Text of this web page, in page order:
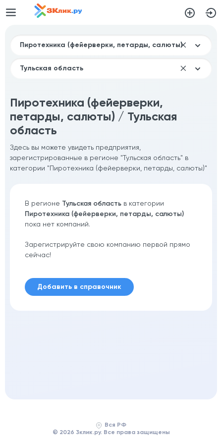
Пиротехника (фейерверки,
петарды, салюты) / Тульская
область
Здесь вы можете увидеть предприятия,
зарегистрированные в регионе "Тульская область" в
категории "Пиротехника (фейерверки, петарды, салюты)"
В регионе Тульская область в категории
Пиротехника (фейерверки, петарды, салюты)
пока нет компаний.
Зарегистрируйте свою компанию первой прямо
сейчас!
Добавить в справочник
Вся РФ
© 2026 3клик.ру. Все права защищены